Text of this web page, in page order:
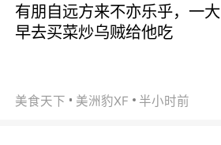
有朋自远方来不亦乐乎，一大
早去买菜炒乌贼给他吃
美食天下 美洲豹XF 半小时前